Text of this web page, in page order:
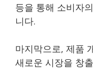
등을 통해 소비자
니다.
마지막으로, 제품
새로운 시장을 창